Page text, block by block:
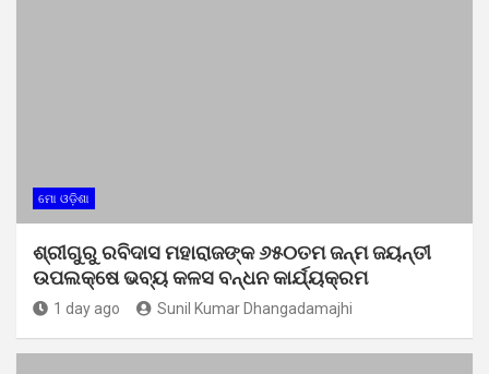
ମୋ ଓଡ଼ିଶା
ଶ୍ରୀଗୁରୁ ରବିଦାସ ମହାରାଜଙ୍କ ୬୫୦ତମ ଜନ୍ମ ଜୟନ୍ତୀ
ଉପଲକ୍ଷେ ଭବ୍ୟ କଳସ ବନ୍ଧନ କାର୍ଯ୍ୟକ୍ରମ
1 day ago Sunil Kumar Dhangadamajhi